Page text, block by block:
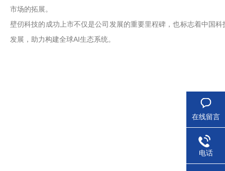
市场的拓展。
壁仞科技的成功上市不仅是公司发展的重要里程碑，也标志着中国
发展，助力构建全球AI生态系统。
在线留言
电话